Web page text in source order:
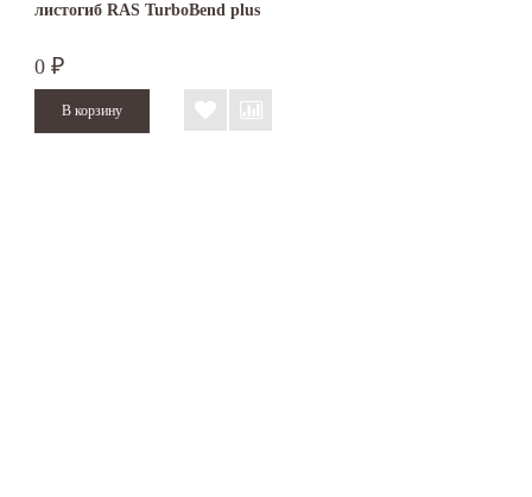
листогиб RAS TurboBend plus
0 ₽